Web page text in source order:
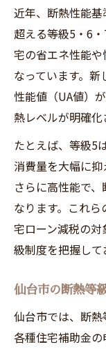
近年、断熱性能
超える等級5・6
宅の省エネ性能
なっています。
性能値（UA値）
熱レベルが明確化
たとえば、等級5
消費量を大幅に
さらに高性能で
なります。これ
宅ローン減税の
級制度を把握して
仙台市の断熱等
仙台市では、断熱
各種住宅補助金